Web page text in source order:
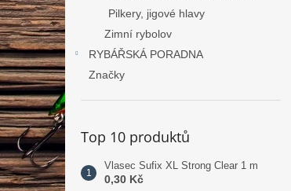
Pilkery, jigové hlavy
Zimní rybolov
RYBÁŘSKÁ PORADNA
Značky
Top 10 produktů
Vlasec Sufix XL Strong Clear 1 m
0,30 Kč